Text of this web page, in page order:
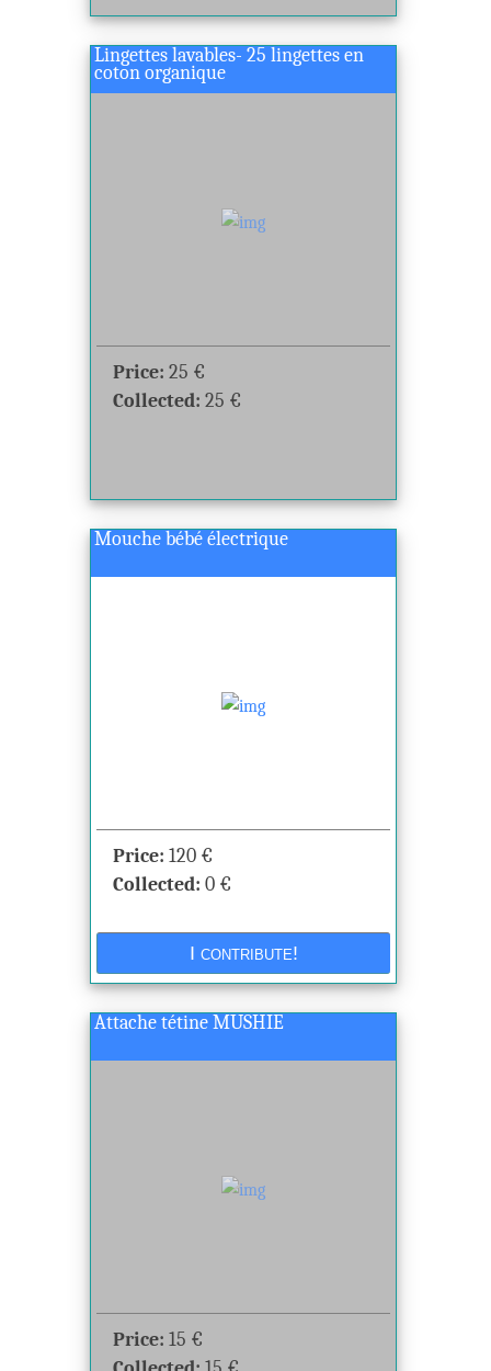
Lingettes lavables- 25 lingettes en
coton organique
Price: 25 €
Collected: 25 €
Mouche bébé électrique
Price: 120 €
Collected: 0 €
Attache tétine MUSHIE
Price: 15 €